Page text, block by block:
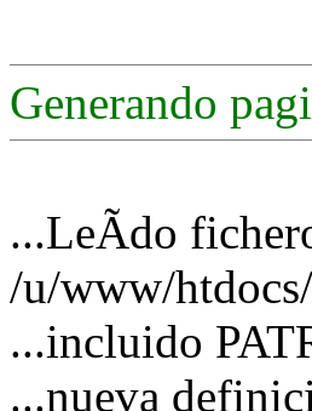
Generando
...LeÃ­do
/u/www/
...incluido
...nueva